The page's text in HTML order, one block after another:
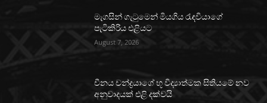
මැගසින් ගැටුමෙන් මියගිය රැඳවියාගේ
පැටිකිරිය එළියට
August 7, 2026
චීනය චන්ද්‍රයාගේ භූ විද්‍යාත්මක සිතියමේ නව
අනුවාදයක් එළි දක්වයි